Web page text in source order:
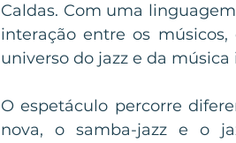
Caldas. Com uma
interação entre os
universo do jazz e da
O espetáculo percorre
nova, o samba-jazz e o